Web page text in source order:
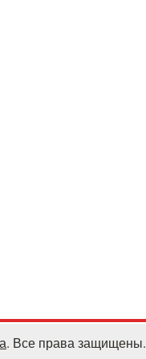
. Все права защищены.